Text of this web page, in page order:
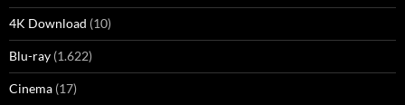
4K Download (10)
Blu-ray (1.622)
Cinema (17)